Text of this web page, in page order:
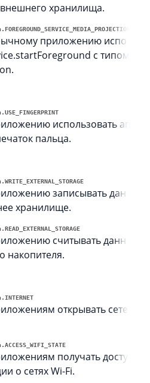
хранилища.
приложению испо
с типом
использовать ап
пальца.
записывать дан
хранилище.
считывать данн
накопителя.
открывать сете
получать досту
о сетях Wi-Fi.